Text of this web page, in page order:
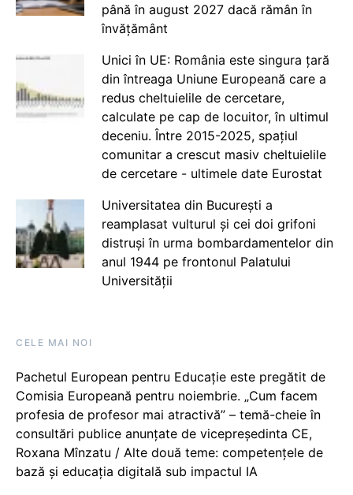
până în august 2027 dacă rămân în
învățământ
Unici în UE: România este singura țară
din întreaga Uniune Europeană care a
redus cheltuielile de cercetare,
calculate pe cap de locuitor, în ultimul
deceniu. Între 2015-2025, spațiul
comunitar a crescut masiv cheltuielile
de cercetare - ultimele date Eurostat
Universitatea din București a
reamplasat vulturul și cei doi grifoni
distruși în urma bombardamentelor din
anul 1944 pe frontonul Palatului
Universității
CELE MAI NOI
Pachetul European pentru Educație este pregătit de
Comisia Europeană pentru noiembrie. „Cum facem
profesia de profesor mai atractivă” – temă-cheie în
consultări publice anunțate de vicepreședinta CE,
Roxana Mînzatu / Alte două teme: competențele de
bază și educația digitală sub impactul IA